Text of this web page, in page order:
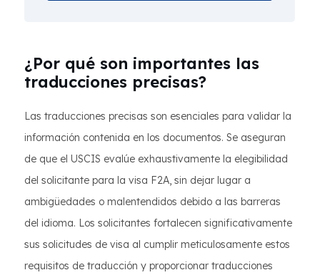
¿Por qué son importantes las
traducciones precisas?
Las traducciones precisas son esenciales para validar la
información contenida en los documentos. Se aseguran
de que el USCIS evalúe exhaustivamente la elegibilidad
del solicitante para la visa F2A, sin dejar lugar a
ambigüedades o malentendidos debido a las barreras
del idioma. Los solicitantes fortalecen significativamente
sus solicitudes de visa al cumplir meticulosamente estos
requisitos de traducción y proporcionar traducciones